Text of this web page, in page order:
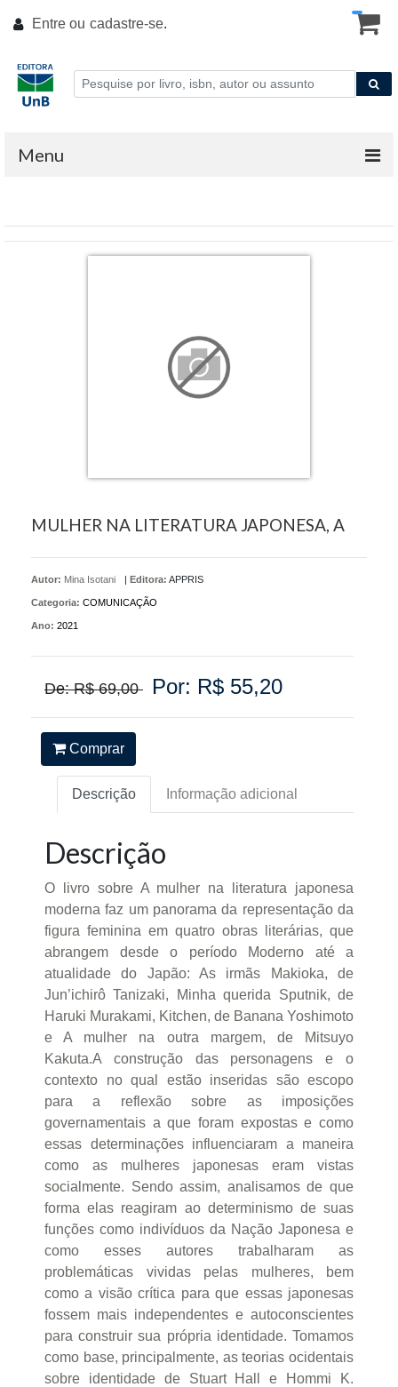
Entre ou cadastre-se.
Menu
MULHER NA LITERATURA JAPONESA, A
Autor: Mina Isotani | Editora: APPRIS
Categoria: COMUNICAÇÃO
Ano: 2021
De: R$ 69,00 Por: R$ 55,20
Comprar
Descrição Informação adicional
Descrição
O livro sobre A mulher na literatura japonesa
moderna faz um panorama da representação da
figura feminina em quatro obras literárias, que
abrangem desde o período Moderno até a
atualidade do Japão: As irmãs Makioka, de
Jun’ichirô Tanizaki, Minha querida Sputnik, de
Haruki Murakami, Kitchen, de Banana Yoshimoto
e A mulher na outra margem, de Mitsuyo
Kakuta.A construção das personagens e o
contexto no qual estão inseridas são escopo
para a reflexão sobre as imposições
governamentais a que foram expostas e como
essas determinações influenciaram a maneira
como as mulheres japonesas eram vistas
socialmente. Sendo assim, analisamos de que
forma elas reagiram ao determinismo de suas
funções como indivíduos da Nação Japonesa e
como esses autores trabalharam as
problemáticas vividas pelas mulheres, bem
como a visão crítica para que essas japonesas
fossem mais independentes e autoconscientes
para construir sua própria identidade. Tomamos
como base, principalmente, as teorias ocidentais
sobre identidade de Stuart Hall e Hommi K.